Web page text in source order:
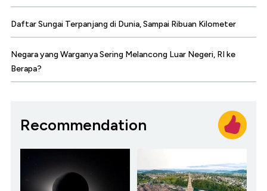
Daftar Sungai Terpanjang di Dunia, Sampai Ribuan Kilometer
Negara yang Warganya Sering Melancong Luar Negeri, RI ke
Berapa?
Recommendation